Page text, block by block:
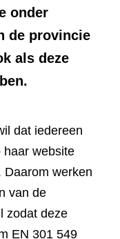
onder
de provincie
als deze
dat iedereen
haar website
Daarom werken
van de
zodat deze
EN 301 549